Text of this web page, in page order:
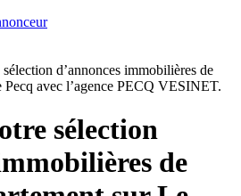
d’annonces immobilières de
Pecq avec l’agence PECQ VESINET.
sélection
de